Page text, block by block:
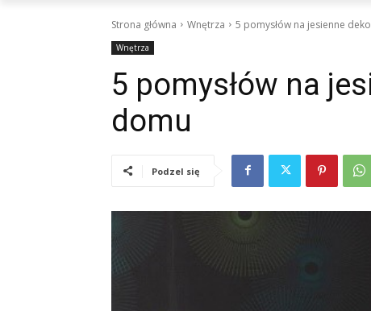
Strona główna Wnętrza 5 pomysłów na jesienne
Wnętrza
5 pomysłów na
domu
Podzel się